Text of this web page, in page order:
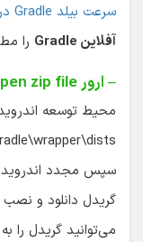
سرعت بیلد Gradle در اندروید استودیو
آفلاین Gradle
را
– ارور Gradle sync failed : failed to open zip file :
محیط توسعه
سپس مجدد اندروید
گریدل دانلود و
می‌توانید گریدل را